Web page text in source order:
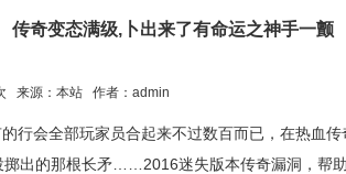
传奇变态满级,卜出来了有命运之神手一颤
来源：本站 作者：admin
行会全部玩家员合起来不过数百而已，在热血传
掷出的那根长矛……2016迷失版本传奇漏洞，帮